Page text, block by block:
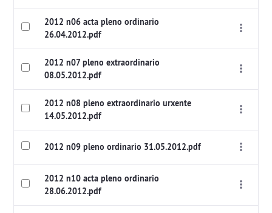
2012 n06 acta pleno ordinario
26.04.2012.pdf
2012 n07 pleno extraordinario
08.05.2012.pdf
2012 n08 pleno extraordinario urxente
14.05.2012.pdf
2012 n09 pleno ordinario 31.05.2012.pdf
2012 n10 acta pleno ordinario
28.06.2012.pdf